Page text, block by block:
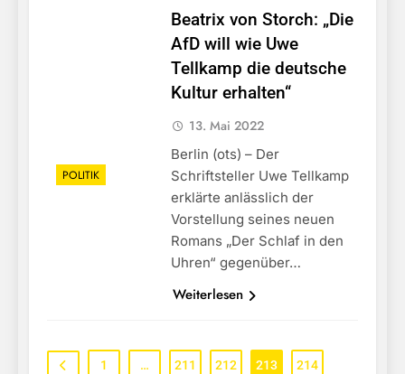
POLITIK
Beatrix von Storch: „Die
AfD will wie Uwe
Tellkamp die deutsche
Kultur erhalten“
13. Mai 2022
Berlin (ots) – Der
Schriftsteller Uwe Tellkamp
erklärte anlässlich der
Vorstellung seines neuen
Romans „Der Schlaf in den
Uhren“ gegenüber…
Weiterlesen
1 … 211 212 213 214